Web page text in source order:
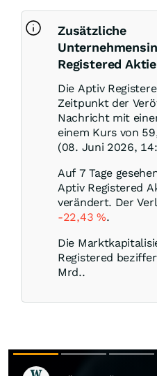
Zusätzliche
Registered Aktie
Die Aptiv
Zeitpunkt der
Nachricht mit
einem Kurs von
(08. Juni 2026,
Auf 7 Tage
Aptiv Registered
verändert. Der
-22,43 %.
Die
Registered
Mrd..